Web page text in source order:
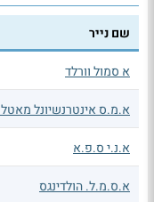
שם נייר
א סמול וורלד
א.מ.ס אינטרנשיונל מאטל
א.נ.י ס.פ.א
א.ס.מ.ל. הולדינגס